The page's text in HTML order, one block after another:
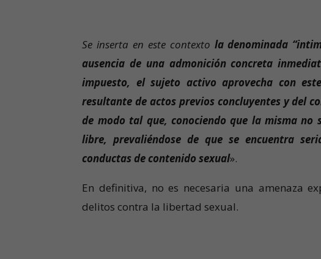
Se inserta en este contexto la denominada
ausencia de una admonición concreta
impuesto, el sujeto activo aprovecha con
resultante de actos previos concluyentes y del
de modo tal que, conociendo que la misma no
libre, prevaliéndose de que se encuentra
conductas de contenido sexual».
En definitiva, no es necesaria una amenaza
delitos contra la libertad sexual.